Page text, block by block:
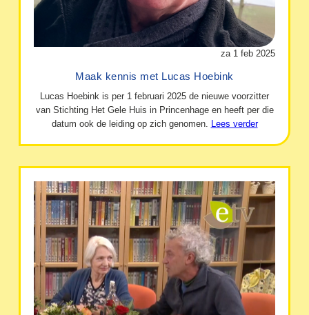
za 1 feb 2025
Maak kennis met Lucas Hoebink
Lucas Hoebink is per 1 februari 2025 de nieuwe voorzitter
van Stichting Het Gele Huis in Princenhage en heeft per die
datum ook de leiding op zich genomen. Lees verder